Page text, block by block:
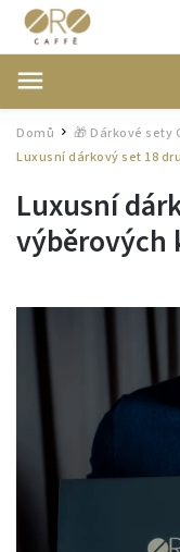
Domů / 🎁 Dárkové sety
Luxusní dárkový set 18
Luxusní
výběrových